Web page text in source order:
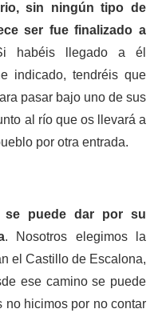
sin ningún tipo de
ser fue finalizado a
habéis llegado a él
indicado, tendréis que
pasar bajo uno de sus
al río que os llevará a
por otra entrada.
se puede dar por su
. Nosotros elegimos la
el Castillo de Escalona,
ese camino se puede
no hicimos por no contar